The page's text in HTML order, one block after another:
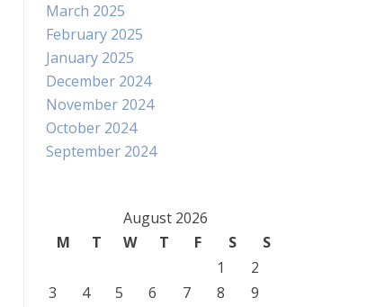
March 2025
February 2025
January 2025
December 2024
November 2024
October 2024
September 2024
August 2026
M
T W T F S
S
1
2
3
4 5 6 7 8
9